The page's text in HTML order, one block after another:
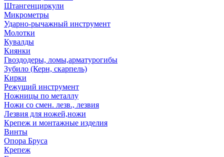
Штангенциркули
Микрометры
Ударно-рычажный инструмент
Молотки
Кувалды
Киянки
Гвоздодеры, ломы,арматурогибы
Зубило (Керн, скарпель)
Кирки
Режущий инструмент
Ножницы по металлу
Ножи со смен. лезв., лезвия
Лезвия для ножей,ножи
Крепеж и монтажные изделия
Винты
Опора Бруса
Крепеж